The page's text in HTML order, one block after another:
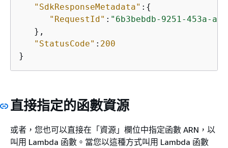
"SdkResponseMetadata" : {
"RequestId" : "6b3bebdb-9251-453a-
   },
"StatusCode" : 200
}
直接指定的函數資源
或者，您也可以直接在「資源」欄位中指定函數 ARN，以
叫用 Lambda 函數。當您以這種方式叫用 Lambda 函數